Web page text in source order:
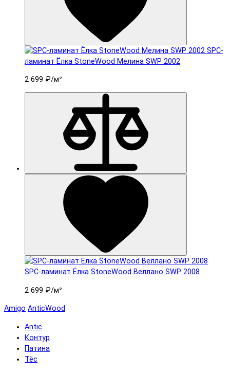
SPC-
ламинат Ëлка StoneWood Мелина SWP 2002
2 699 ₽/м²
SPC-ламинат Ëлка StoneWood Веллано SWP 2008
2 699 ₽/м²
Amigo AnticWood
Antic
Контур
Патина
Тёс